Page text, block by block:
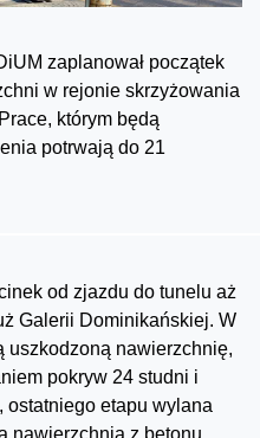
zaplanował początek
w rejonie skrzyżowania
którym będą
potrwają do 21
od zjazdu do tunelu aż
Galerii Dominikańskiej. W
uszkodzoną nawierzchnię,
pokryw 24 studni i
ostatniego etapu wylana
nawierzchnia z betonu